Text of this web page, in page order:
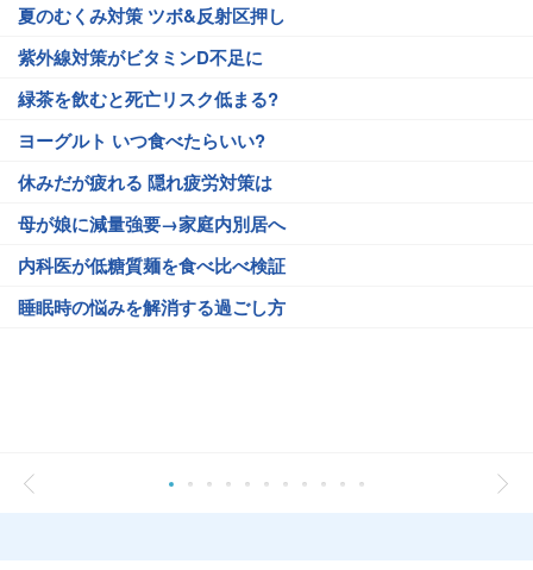
夏のむくみ対策 ツボ&反射区押し
紫外線対策がビタミンD不足に
緑茶を飲むと死亡リスク低まる?
ヨーグルト いつ食べたらいい?
休みだが疲れる 隠れ疲労対策は
母が娘に減量強要→家庭内別居へ
内科医が低糖質麺を食べ比べ検証
睡眠時の悩みを解消する過ごし方